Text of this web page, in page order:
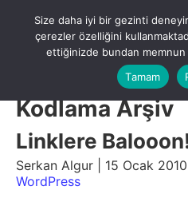
content
Kodlama Arşiv
Linklere
Serkan Algur | 15 Ocak 2010
WordPress
Size daha iyi bir gezinti
çerezler özelliğini
ettiğinizde bundan memnun
Tamam